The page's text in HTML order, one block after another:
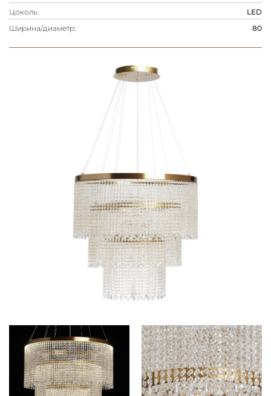
Цоколь:
LED
Ширина/диаметр:
80